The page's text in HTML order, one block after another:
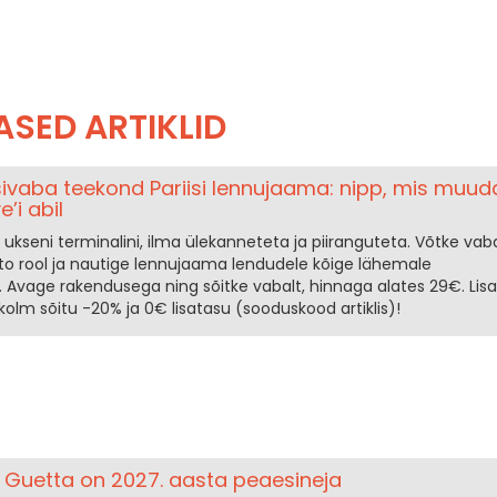
ARTIKLID
teekond Pariisi lennujaama: nipp, mis
abil
terminalini, ilma ülekanneteta ja piiranguteta. Võtke
rool ja nautige lennujaama lendudele kõige lähemale
rakendusega ning sõitke vabalt, hinnaga alates 29€.
sõitu -20% ja 0€ lisatasu (sooduskood artiklis)!
Guetta on 2027. aasta peaesineja